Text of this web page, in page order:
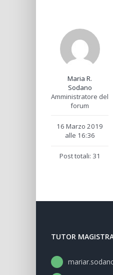
Maria R.
Sodano
Amministratore del
forum
16 Marzo 2019
alle 16:36
Post totali: 31
TUTOR